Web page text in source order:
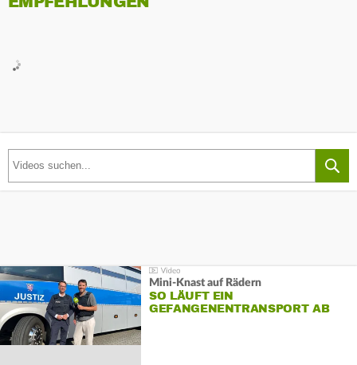
Mini-Knast auf Rädern
SO LÄUFT EIN
GEFANGENENTRANSPORT AB